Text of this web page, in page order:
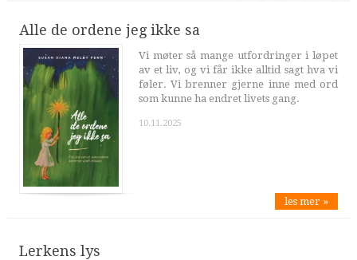
Alle de ordene jeg ikke sa
Vi møter så mange utfordringer i løpet
av et liv, og vi får ikke alltid sagt hva vi
føler. Vi brenner gjerne inne med ord
som kunne ha endret livets gang.
10.11.2025
les mer »
Lerkens lys